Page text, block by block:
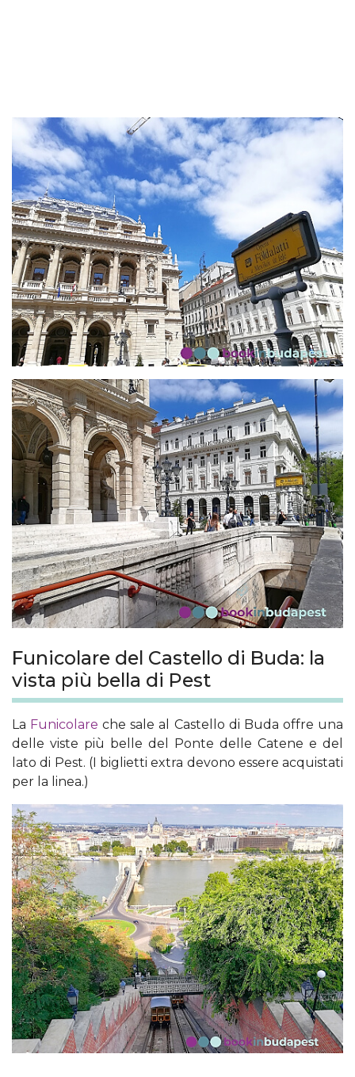
Funicolare del Castello di Buda: la
vista più bella di Pest
La Funicolare che sale al Castello di Buda offre una
delle viste più belle del Ponte delle Catene e del
lato di Pest. (I biglietti extra devono essere acquistati
per la linea.)